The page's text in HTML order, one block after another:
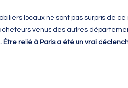
locaux ne sont pas surpris de
venus des autres
Être relié à Paris a été un vrai